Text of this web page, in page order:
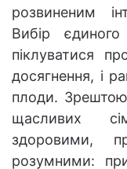
розвиненим
Вибір
піклуватися
досягнення, і
плоди.
щасливих
здоровими,
розумними: